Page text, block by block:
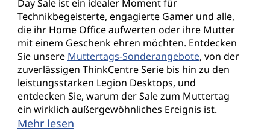
Day Sale ist ein idealer Moment für
Technikbegeisterte, engagierte Gamer und alle,
die ihr Home Office aufwerten oder ihre Mutter
mit einem Geschenk ehren möchten. Entdecken
Sie unsere Muttertags-Sonderangebote, von der
zuverlässigen ThinkCentre Serie bis hin zu den
leistungsstarken Legion Desktops, und
entdecken Sie, warum der Sale zum Muttertag
ein wirklich außergewöhnliches Ereignis ist.
Mehr lesen